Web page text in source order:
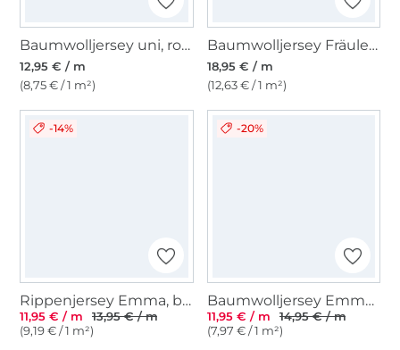
Baumwolljersey uni, royalblau
12,95 € / m
(8,75 € / 1 m²)
Baumwolljersey Fräulein von Julie Kühe, wollweiß
18,95 € / m
(12,63 € / 1 m²)
-14%
Rippenjersey Emma, braun
11,95 € / m
13,95 € / m
(9,19 € / 1 m²)
-20%
Baumwolljersey Emma, jeansblau
11,95 € / m
14,95 € / m
(7,97 € / 1 m²)